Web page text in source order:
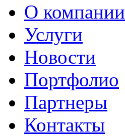
О компании
Услуги
Новости
Портфолио
Партнеры
Контакты